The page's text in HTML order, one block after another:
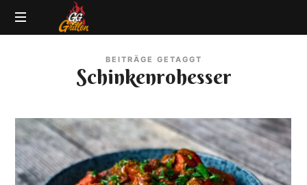
GG-
|
BBQ
Lexikon
BEITRÄGE GETAGGT
Schinkenrohesser